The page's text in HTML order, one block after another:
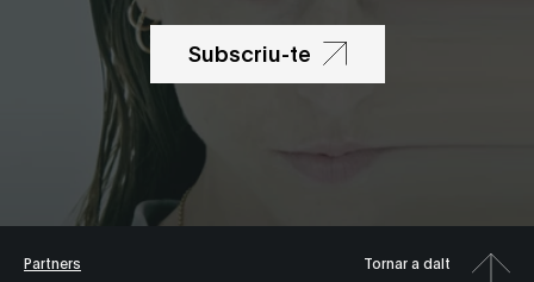
Subscriu-te
Partners Tornar a dalt